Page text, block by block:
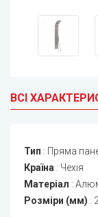
ВСІ
Тип : Пряма
Країна : Чехія
Матеріал :
Розміри (мм) :